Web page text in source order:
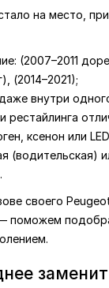
на место,
(2007–2011
(2014–2021);
внутри
рестайлинга
ксенон или
(водительская)
своего
поможем